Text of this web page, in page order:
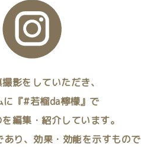
影をしていただき、
に『#若榴da檸檬』で
編集・紹介しています。
り、効果・効能を示すもので